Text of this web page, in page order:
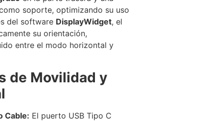
soporte, optimizando su uso
del software DisplayWidget, el
su orientación,
entre el modo horizontal y
de Movilidad y
Cable: El puerto USB Tipo C